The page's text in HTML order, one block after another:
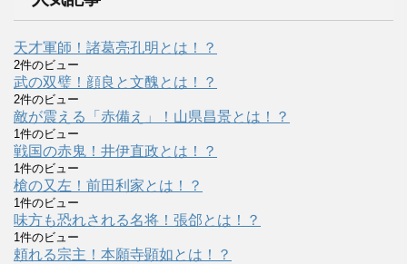
天才軍師！諸葛亮孔明とは！？
2件のビュー
武の双璧！顔良と文醜とは！？
2件のビュー
敵が震える「赤備え」！山県昌景とは！？
1件のビュー
戦国の赤鬼！井伊直政とは！？
1件のビュー
槍の又左！前田利家とは！？
1件のビュー
味方も恐れされる名将！張郃とは！？
1件のビュー
頼れる宗主！本願寺顕如とは！？